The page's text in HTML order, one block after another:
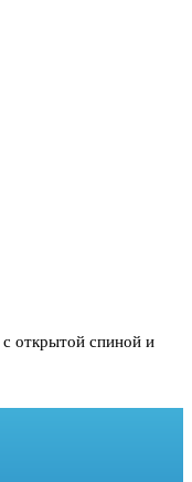
с открытой спиной и